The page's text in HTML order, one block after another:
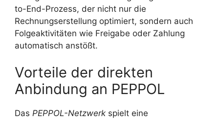
to-End-Prozess, der nicht nur die
Rechnungserstellung optimiert, sondern auch
Folgeaktivitäten wie Freigabe oder Zahlung
automatisch anstößt.
Vorteile der direkten
Anbindung an PEPPOL
Das PEPPOL-Netzwerk spielt eine